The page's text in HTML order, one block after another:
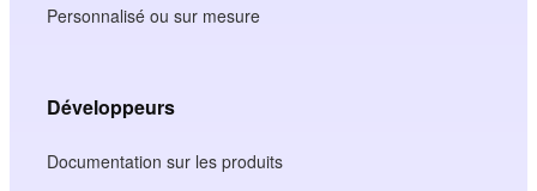
Personnalisé ou sur mesure
Développeurs
Documentation sur les produits